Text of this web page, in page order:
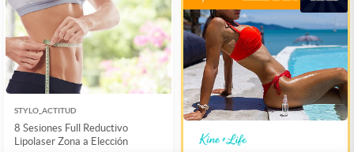
STYLO_ACTITUD
8 Sesiones Full Reductivo
Lipolaser Zona a Elección